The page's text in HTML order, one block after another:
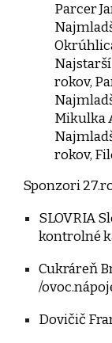
Parcer
rokov,
Mikulka
rokov,
Sponzori
SLOVRIA
kontrolné
Cukráreň
/
Dovičič